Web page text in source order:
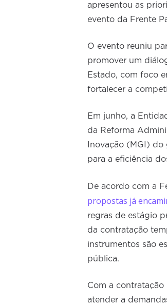
apresentou as
evento da Frente
O evento reuniu
promover um
Estado, com foco
fortalecer a
Em junho, a
da Reforma
Inovação (MGI)
para a eficiência
De acordo com a
propostas já
regras de estágio
da contratação
instrumentos são
pública.
Com a
atender a